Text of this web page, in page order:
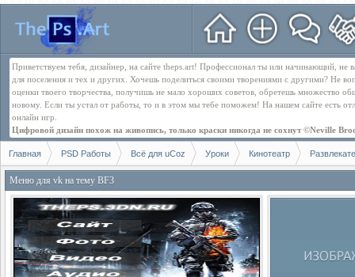
Приветствуем тебя, дизайнер, на сайте theps.art! Профессионал ты или начинающий,
для поселения и тех и других. Хочешь поделиться своими творениями с другими? Не
оценки твоего творчества, получишь не мало хороших советов, обретешь множество
новому. Если ты устал от работы, то и в этом мы тебе поможем! На нашем сайте есть
онлайн игр.
Цифровой дизайн похож на живопись, только краски никогда не сохнут ©Neville
Главная PSD Работы Всё для uCoz Уроки Кинотеатр
Меню для vk на тему BF3